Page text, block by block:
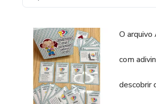
O arquivo
com
descobrir